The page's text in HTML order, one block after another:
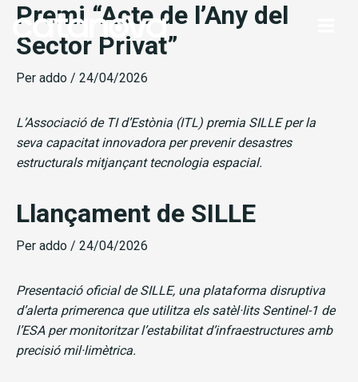
Vés
contingut
Premi “Acte de l’Any del
Sector Privat”
Per addo / 24/04/2026
L’Associació de TI d’Estònia (ITL) premia SILLE per la
seva capacitat innovadora per prevenir desastres
estructurals mitjançant tecnologia espacial.
Llançament de SILLE
Per addo / 24/04/2026
Presentació oficial de SILLE, una plataforma disruptiva
d’alerta primerenca que utilitza els satèl·lits Sentinel-1 de
l’ESA per monitoritzar l’estabilitat d’infraestructures amb
precisió mil·limètrica.